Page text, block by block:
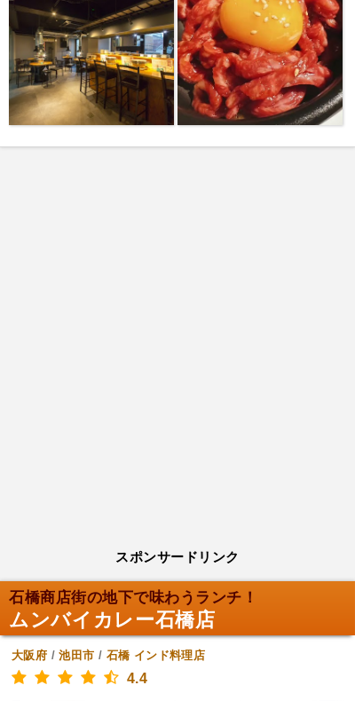
スポンサードリンク
石橋商店街の地下で味わうランチ！
ムンバイカレー石橋店
大阪府 /池田市 / 石橋 インド料理店
4.4